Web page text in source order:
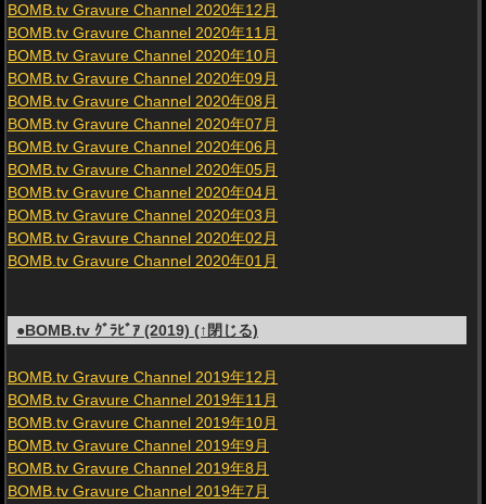
BOMB.tv Gravure Channel 2020年12月
BOMB.tv Gravure Channel 2020年11月
BOMB.tv Gravure Channel 2020年10月
BOMB.tv Gravure Channel 2020年09月
BOMB.tv Gravure Channel 2020年08月
BOMB.tv Gravure Channel 2020年07月
BOMB.tv Gravure Channel 2020年06月
BOMB.tv Gravure Channel 2020年05月
BOMB.tv Gravure Channel 2020年04月
BOMB.tv Gravure Channel 2020年03月
BOMB.tv Gravure Channel 2020年02月
BOMB.tv Gravure Channel 2020年01月
●BOMB.tv ｸﾞﾗﾋﾞｱ (2019) (↑閉じる)
BOMB.tv Gravure Channel 2019年12月
BOMB.tv Gravure Channel 2019年11月
BOMB.tv Gravure Channel 2019年10月
BOMB.tv Gravure Channel 2019年9月
BOMB.tv Gravure Channel 2019年8月
BOMB.tv Gravure Channel 2019年7月